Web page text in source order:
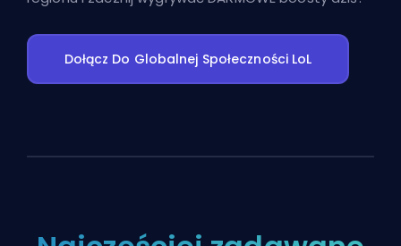
Dołącz Do Globalnej Społeczności LoL